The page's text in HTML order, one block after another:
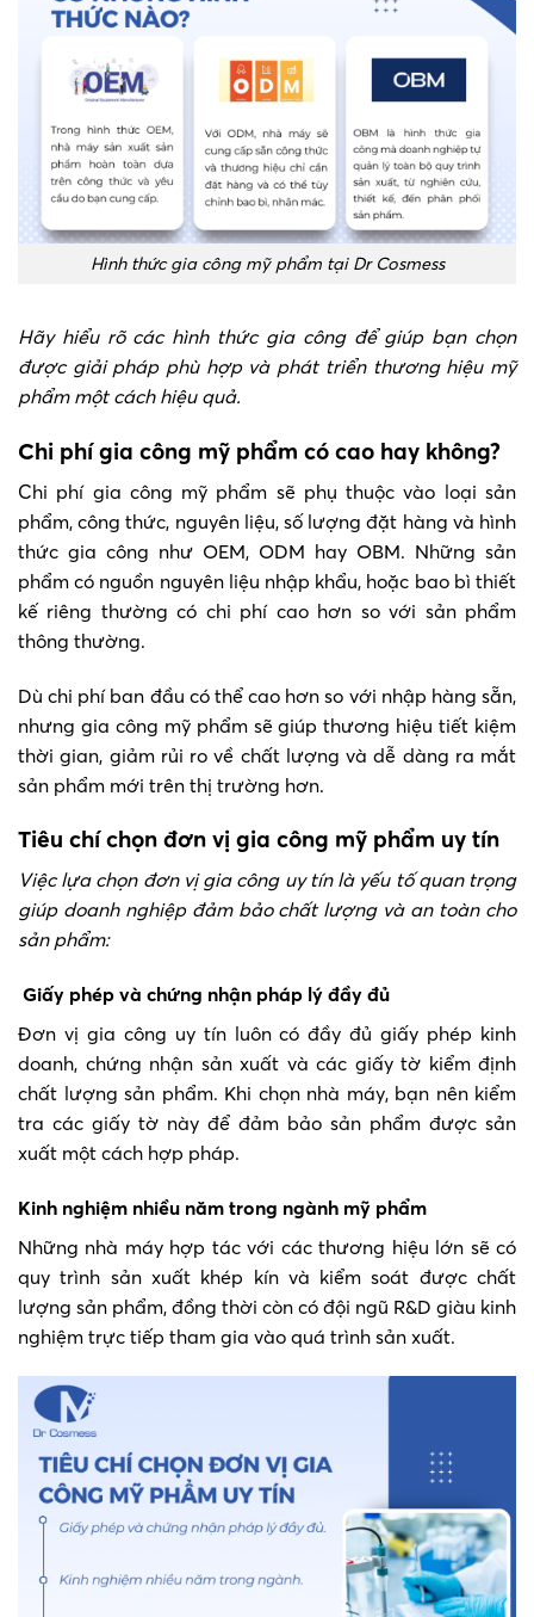
Hình thức gia công mỹ phẩm tại Dr Cosmess
Hãy hiểu rõ các hình thức gia công để giúp bạn chọn
được giải pháp phù hợp và phát triển thương hiệu mỹ
phẩm một cách hiệu quả.
Chi phí gia công mỹ phẩm có cao hay không?
Chi phí gia công mỹ phẩm sẽ phụ thuộc vào loại sản
phẩm, công thức, nguyên liệu, số lượng đặt hàng và hình
thức gia công như OEM, ODM hay OBM. Những sản
phẩm có nguồn nguyên liệu nhập khẩu, hoặc bao bì thiết
kế riêng thường có chi phí cao hơn so với sản phẩm
thông thường.
Dù chi phí ban đầu có thể cao hơn so với nhập hàng sẵn,
nhưng gia công mỹ phẩm sẽ giúp thương hiệu tiết kiệm
thời gian, giảm rủi ro về chất lượng và dễ dàng ra mắt
sản phẩm mới trên thị trường hơn.
Tiêu chí chọn đơn vị gia công mỹ phẩm uy tín
Việc lựa chọn đơn vị gia công uy tín là yếu tố quan trọng
giúp doanh nghiệp đảm bảo chất lượng và an toàn cho
sản phẩm:
Giấy phép và chứng nhận pháp lý đầy đủ
Đơn vị gia công uy tín luôn có đầy đủ giấy phép kinh
doanh, chứng nhận sản xuất và các giấy tờ kiểm định
chất lượng sản phẩm. Khi chọn nhà máy, bạn nên kiểm
tra các giấy tờ này để đảm bảo sản phẩm được sản
xuất một cách hợp pháp.
Kinh nghiệm nhiều năm trong ngành mỹ phẩm
Những nhà máy hợp tác với các thương hiệu lớn sẽ có
quy trình sản xuất khép kín và kiểm soát được chất
lượng sản phẩm, đồng thời còn có đội ngũ R&D giàu kinh
nghiệm trực tiếp tham gia vào quá trình sản xuất.